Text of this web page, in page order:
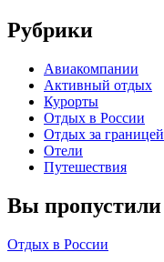
Рубрики
Авиакомпании
Активный отдых
Курорты
Отдых в России
Отдых за границей
Отели
Путешествия
Вы пропустили
Отдых в России